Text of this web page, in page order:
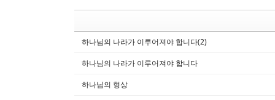
하나님의 나라가 이루어져야 합니다(2)
하나님의 나라가 이루어져야 합니다
하나님의 형상